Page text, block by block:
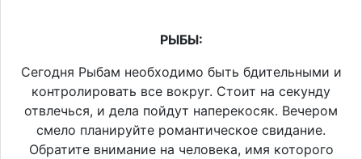
РЫБЫ:
Сегодня Рыбам необходимо быть бдительными и
контролировать все вокруг. Стоит на секунду
отвлечься, и дела пойдут наперекосяк. Вечером
смело планируйте романтическое свидание.
Обратите внимание на человека, имя которого